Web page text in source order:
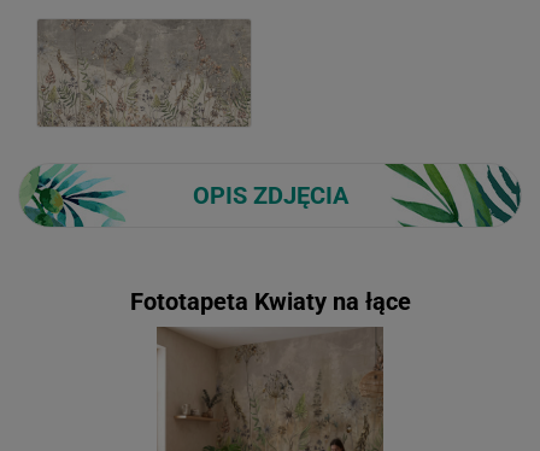
OPIS ZDJĘCIA
Fototapeta Kwiaty na łące